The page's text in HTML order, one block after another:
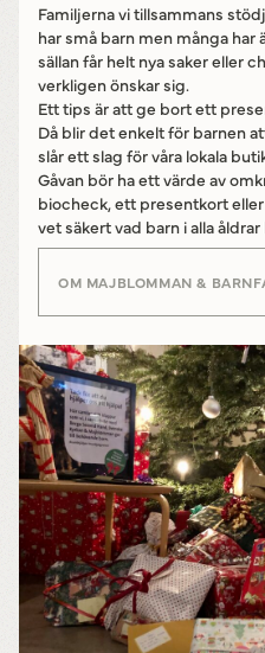
Familjerna vi tillsammans
har små barn men många har
sällan får helt nya saker eller
verkligen önskar sig.
Ett tips är att ge bort ett
Då blir det enkelt för barnen
slår ett slag för våra lokala
Gåvan bör ha ett värde av
biocheck, ett presentkort eller
vet säkert vad barn i alla
OM MAJBLOMMAN &